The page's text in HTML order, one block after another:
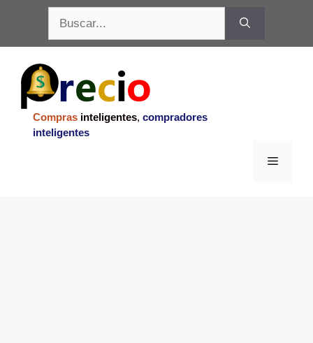
contenido
Compras inteligentes, compradores
inteligentes
Menu